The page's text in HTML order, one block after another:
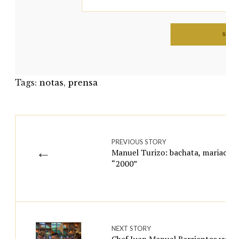
Tags: notas, prensa
←
PREVIOUS STORY
Manuel Turizo: bachata,
“2000”
NEXT STORY